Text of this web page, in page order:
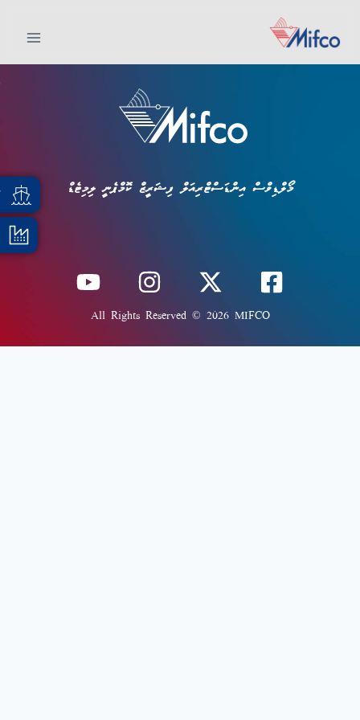
މޯލްޑިވްސް އިންޑަސްޓްރިއަލް ފިޝަރީޒް ކޮމްޕެނީ ލިމިޓެޑް
All Rights Reserved © 2026 MIFCO